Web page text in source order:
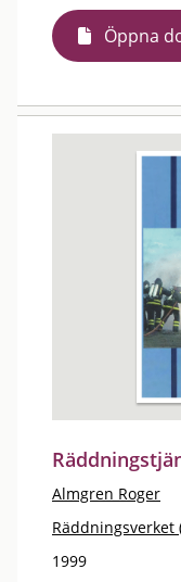
Öppna
Almgren Roger
Räddningsverket
1999